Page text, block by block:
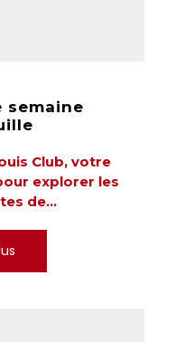
semaine
Club, votre
explorer les
de...